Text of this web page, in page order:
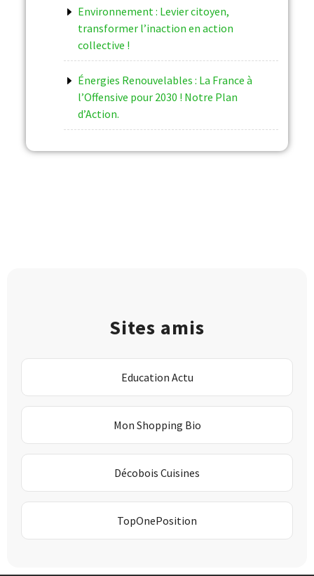
Environnement : Levier citoyen,
transformer l’inaction en action
collective !
Énergies Renouvelables : La France à
l’Offensive pour 2030 ! Notre Plan
d’Action.
Sites amis
Education Actu
Mon Shopping Bio
Décobois Cuisines
TopOnePosition